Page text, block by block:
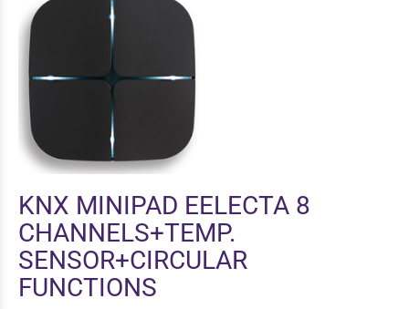
KNX MINIPAD EELECTA 8
CHANNELS+TEMP.
SENSOR+CIRCULAR
FUNCTIONS